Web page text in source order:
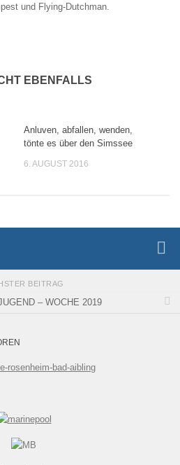
und Flying-Dutchman.
EBENFALLS
Anluven, abfallen, wenden,
tönte es über den Simssee
6. AUGUST 2016
BEITRAG
– WOCHE 2019